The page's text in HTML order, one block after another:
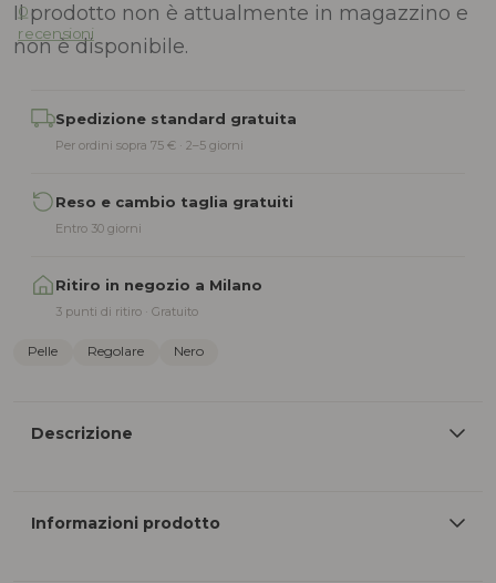
0
recensioni
Il prodotto non è attualmente in magazzino e
non è disponibile.
Spedizione standard gratuita
Per ordini sopra 75 € · 2–5 giorni
Reso e cambio taglia gratuiti
Entro 30 giorni
Ritiro in negozio a Milano
3 punti di ritiro · Gratuito
Pelle Regolare Nero
Descrizione
Informazioni prodotto